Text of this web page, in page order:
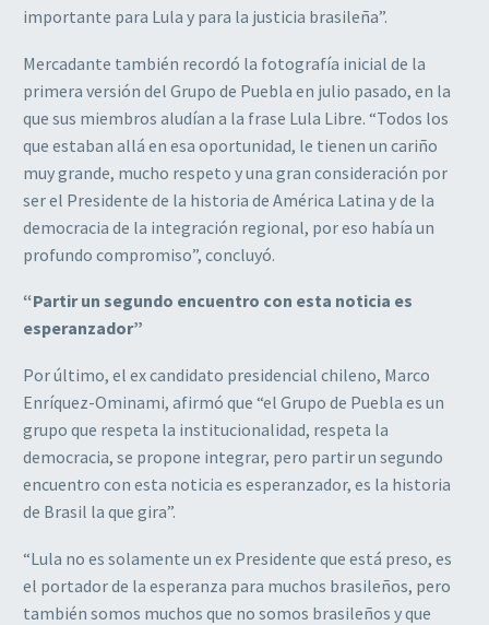
importante para Lula y para la justicia brasileña”.
Mercadante también recordó la fotografía inicial de la
primera versión del Grupo de Puebla en julio pasado, en la
que sus miembros aludían a la frase Lula Libre. “Todos los
que estaban allá en esa oportunidad, le tienen un cariño
muy grande, mucho respeto y una gran consideración por
ser el Presidente de la historia de América Latina y de la
democracia de la integración regional, por eso había un
profundo compromiso”, concluyó.
“Partir un segundo encuentro con esta noticia es
esperanzador”
Por último, el ex candidato presidencial chileno, Marco
Enríquez-Ominami, afirmó que “el Grupo de Puebla es un
grupo que respeta la institucionalidad, respeta la
democracia, se propone integrar, pero partir un segundo
encuentro con esta noticia es esperanzador, es la historia
de Brasil la que gira”.
“Lula no es solamente un ex Presidente que está preso, es
el portador de la esperanza para muchos brasileños, pero
también somos muchos que no somos brasileños y que